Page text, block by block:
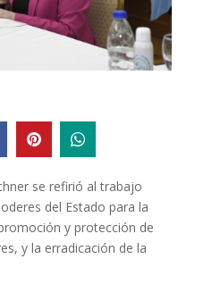
se refirió al trabajo
del Estado para la
y protección de
y la erradicación de la